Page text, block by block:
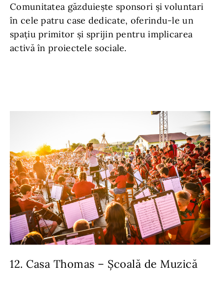
Comunitatea găzduiește sponsori și voluntari
în cele patru case dedicate, oferindu-le un
spațiu primitor și sprijin pentru implicarea
activă în proiectele sociale.
12. Casa Thomas – Școală de Muzică